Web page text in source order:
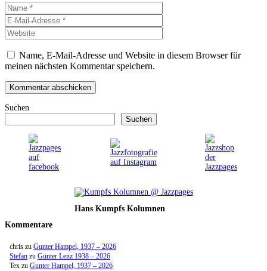
Name
Mail-
Adresse
Name, E-Mail-Adresse und Website in diesem Browser für
meinen nächsten Kommentar speichern.
Suchen
Suchen
Hans Kumpfs Kolumnen
Kommentare
chris zu Gunter Hampel, 1937 – 2026
Stefan zu Günter Lenz 1938 – 2026
Tex zu Gunter Hampel, 1937 – 2026